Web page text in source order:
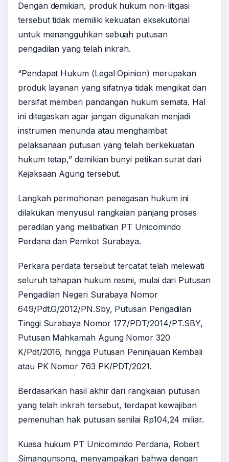
Dengan demikian, produk hukum non-litigasi
tersebut tidak memiliki kekuatan eksekutorial
untuk menangguhkan sebuah putusan
pengadilan yang telah inkrah.
“Pendapat Hukum (Legal Opinion) merupakan
produk layanan yang sifatnya tidak mengikat dan
bersifat memberi pandangan hukum semata. Hal
ini ditegaskan agar jangan digunakan menjadi
instrumen menunda atau menghambat
pelaksanaan putusan yang telah berkekuatan
hukum tetap,” demikian bunyi petikan surat dari
Kejaksaan Agung tersebut.
Langkah permohonan penegasan hukum ini
dilakukan menyusul rangkaian panjang proses
peradilan yang melibatkan PT Unicomindo
Perdana dan Pemkot Surabaya.
Perkara perdata tersebut tercatat telah melewati
seluruh tahapan hukum resmi, mulai dari Putusan
Pengadilan Negeri Surabaya Nomor
649/Pdt.G/2012/PN.Sby, Putusan Pengadilan
Tinggi Surabaya Nomor 177/PDT/2014/PT.SBY,
Putusan Mahkamah Agung Nomor 320
K/Pdt/2016, hingga Putusan Peninjauan Kembali
atau PK Nomor 763 PK/PDT/2021.
Berdasarkan hasil akhir dari rangkaian putusan
yang telah inkrah tersebut, terdapat kewajiban
pemenuhan hak putusan senilai Rp104,24 miliar.
Kuasa hukum PT Unicomindo Perdana, Robert
Simangunsong, menyampaikan bahwa dengan